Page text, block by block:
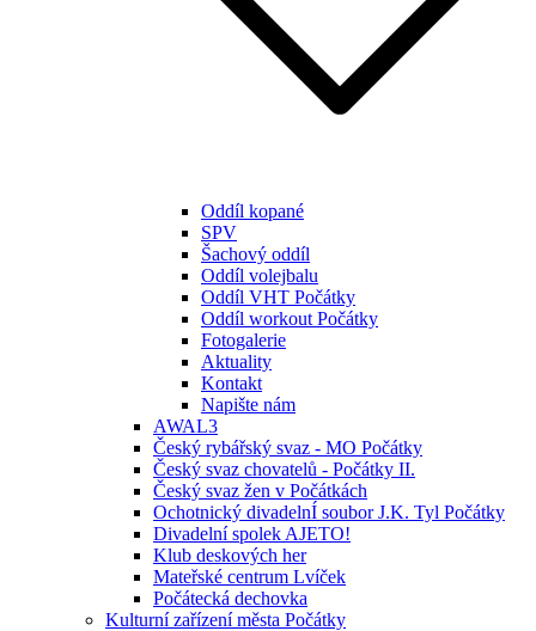
Oddíl kopané
SPV
Šachový oddíl
Oddíl volejbalu
Oddíl VHT Počátky
Oddíl workout Počátky
Fotogalerie
Aktuality
Kontakt
Napište nám
AWAL3
Český rybářský svaz - MO Počátky
Český svaz chovatelů - Počátky II.
Český svaz žen v Počátkách
Ochotnický divadelnÍ soubor J.K. Tyl Počátky
Divadelní spolek AJETO!
Klub deskových her
Mateřské centrum Lvíček
Počátecká dechovka
Kulturní zařízení města Počátky